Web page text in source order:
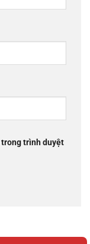
trình duyệt